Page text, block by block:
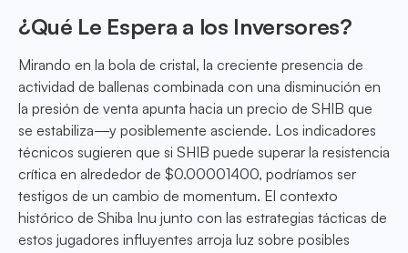
¿Qué Le Espera a los Inversores?
Mirando en la bola de cristal, la creciente presencia de
actividad de ballenas combinada con una disminución en
la presión de venta apunta hacia un precio de SHIB que
se estabiliza—y posiblemente asciende. Los indicadores
técnicos sugieren que si SHIB puede superar la resistencia
crítica en alrededor de $0.00001400, podríamos ser
testigos de un cambio de momentum. El contexto
histórico de Shiba Inu junto con las estrategias tácticas de
estos jugadores influyentes arroja luz sobre posibles